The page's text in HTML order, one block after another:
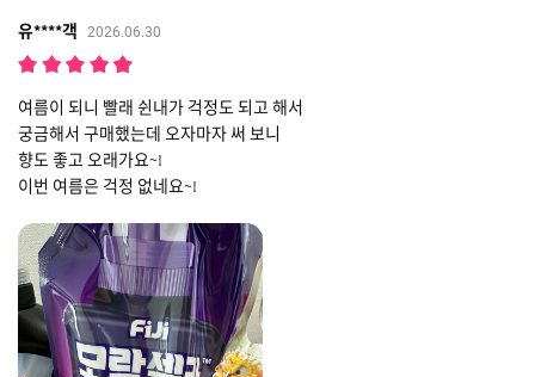
유****객 2026.06.30
여름이 되니 빨래 쉰내가 걱정도 되고 해서
궁금해서 구매했는데 오자마자 써 보니
향도 좋고 오래가요~!
이번 여름은 걱정 없네요~!